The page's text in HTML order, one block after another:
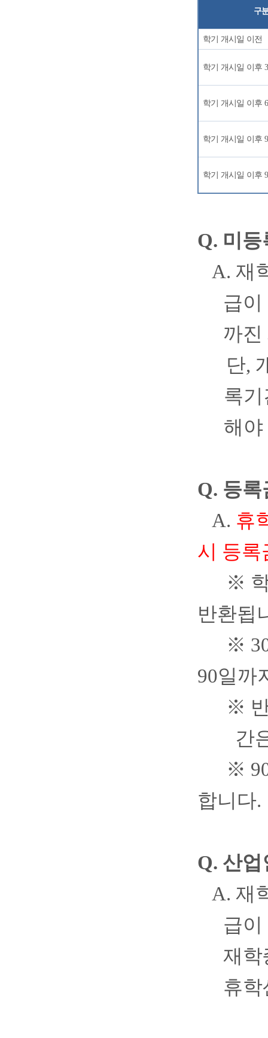
구
학기 개시일 이전
학기 개시일 이후
학기 개시일 이후
학기 개시일 이후
학기 개시일 이후
Q. 미등
A. 재
급
까진
단,
록
해야
Q. 등록
A. 휴
시 등록
※
반환됩
※
90일까
※
간
※
합니다.
Q. 산업
A. 재
급
재학
휴학